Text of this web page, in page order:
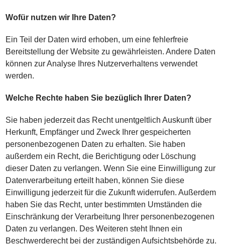
Wofür nutzen wir Ihre Daten?
Ein Teil der Daten wird erhoben, um eine fehlerfreie
Bereitstellung der Website zu gewährleisten. Andere Daten
können zur Analyse Ihres Nutzerverhaltens verwendet
werden.
Welche Rechte haben Sie bezüglich Ihrer Daten?
Sie haben jederzeit das Recht unentgeltlich Auskunft über
Herkunft, Empfänger und Zweck Ihrer gespeicherten
personenbezogenen Daten zu erhalten. Sie haben
außerdem ein Recht, die Berichtigung oder Löschung
dieser Daten zu verlangen. Wenn Sie eine Einwilligung zur
Datenverarbeitung erteilt haben, können Sie diese
Einwilligung jederzeit für die Zukunft widerrufen. Außerdem
haben Sie das Recht, unter bestimmten Umständen die
Einschränkung der Verarbeitung Ihrer personenbezogenen
Daten zu verlangen. Des Weiteren steht Ihnen ein
Beschwerderecht bei der zuständigen Aufsichtsbehörde zu.